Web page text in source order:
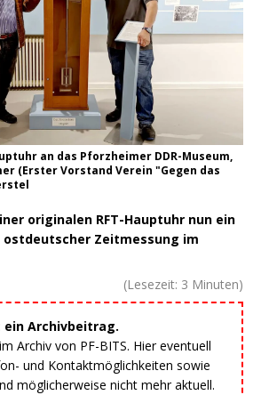
an das Pforzheimer DDR-Museum,
(Erster Vorstand Verein "Gegen das
originalen RFT-Hauptuhr nun ein
Zeitmessung im
(Lesezeit: 3 Minuten)
ein Archivbeitrag.
Archiv von PF-BITS. Hier eventuell
und Kontaktmöglichkeiten sowie
möglicherweise nicht mehr aktuell.